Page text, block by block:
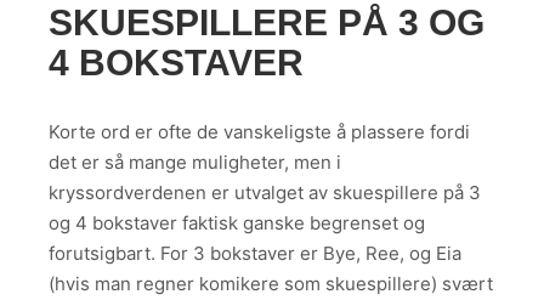
SKUESPILLERE PÅ 3 OG
4 BOKSTAVER
Korte ord er ofte de vanskeligste å plassere fordi
det er så mange muligheter, men i
kryssordverdenen er utvalget av skuespillere på 3
og 4 bokstaver faktisk ganske begrenset og
forutsigbart. For 3 bokstaver er Bye, Ree, og Eia
(hvis man regner komikere som skuespillere) svært